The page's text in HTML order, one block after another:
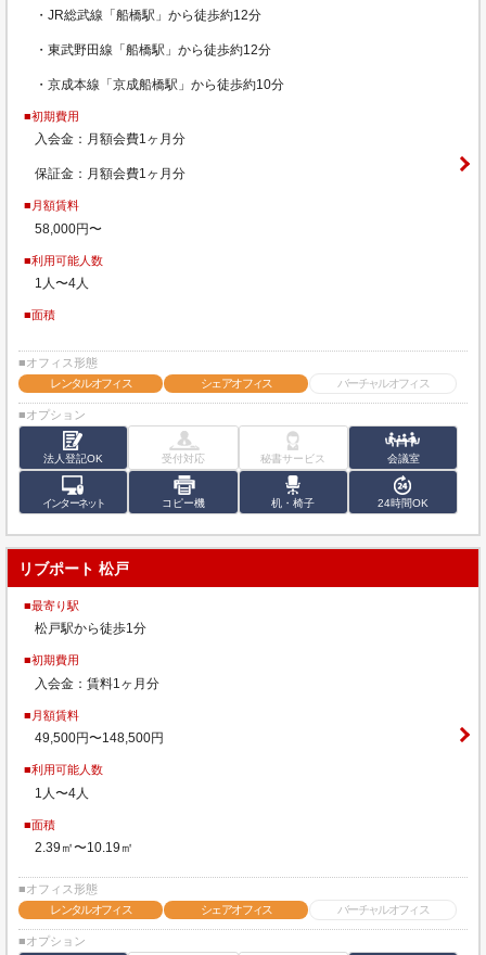
・JR総武線「船橋駅」から徒歩約12分
・東武野田線「船橋駅」から徒歩約12分
・京成本線「京成船橋駅」から徒歩約10分
■初期費用
入会金：月額会費1ヶ月分
保証金：月額会費1ヶ月分
■月額賃料
58,000円〜
■利用可能人数
1人〜4人
■面積
■オフィス形態
レンタルオフィス
シェアオフィス バーチャルオフィス
■オプション
法人登記OK 受付対応 秘書サービス 会議室
インターネット コピー機 机・椅子 24時間OK
リブポート 松戸
■最寄り駅
松戸駅から徒歩1分
■初期費用
入会金：賃料1ヶ月分
■月額賃料
49,500円〜148,500円
■利用可能人数
1人〜4人
■面積
2.39㎡〜10.19㎡
■オフィス形態
レンタルオフィス
シェアオフィス バーチャルオフィス
■オプション